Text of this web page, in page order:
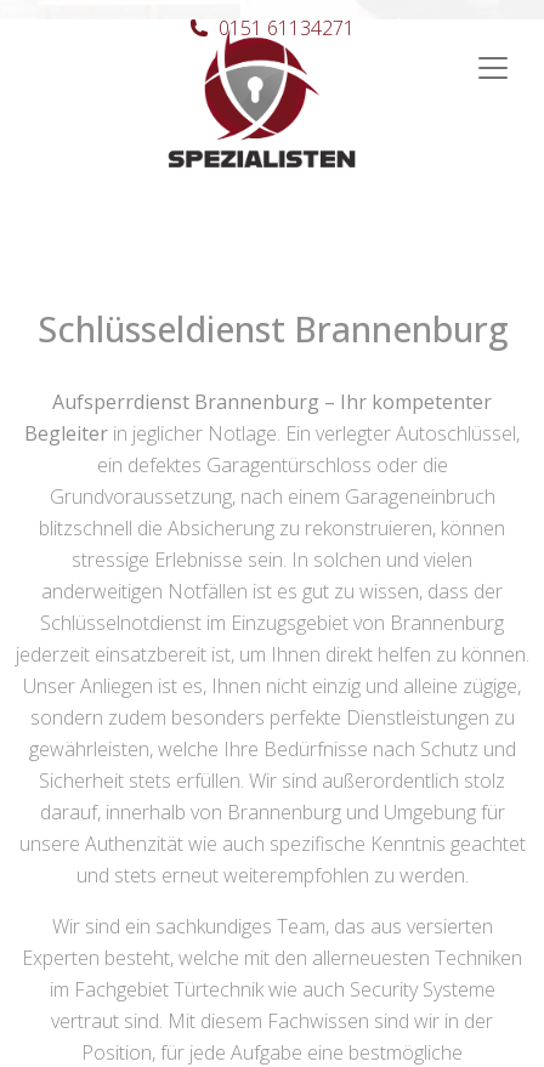
Hauptnavigation
0151 61134271
Schlüsseldienst Brannenburg
Aufsperrdienst Brannenburg – Ihr kompetenter
Begleiter in jeglicher Notlage. Ein verlegter Autoschlüssel,
ein defektes Garagentürschloss oder die
Grundvoraussetzung, nach einem Garageneinbruch
blitzschnell die Absicherung zu rekonstruieren, können
stressige Erlebnisse sein. In solchen und vielen
anderweitigen Notfällen ist es gut zu wissen, dass der
Schlüsselnotdienst im Einzugsgebiet von Brannenburg
jederzeit einsatzbereit ist, um Ihnen direkt helfen zu können.
Unser Anliegen ist es, Ihnen nicht einzig und alleine zügige,
sondern zudem besonders perfekte Dienstleistungen zu
gewährleisten, welche Ihre Bedürfnisse nach Schutz und
Sicherheit stets erfüllen. Wir sind außerordentlich stolz
darauf, innerhalb von Brannenburg und Umgebung für
unsere Authenzität wie auch spezifische Kenntnis geachtet
und stets erneut weiterempfohlen zu werden.
Wir sind ein sachkundiges Team, das aus versierten
Experten besteht, welche mit den allerneuesten Techniken
im Fachgebiet Türtechnik wie auch Security Systeme
vertraut sind. Mit diesem Fachwissen sind wir in der
Position, für jede Aufgabe eine bestmögliche